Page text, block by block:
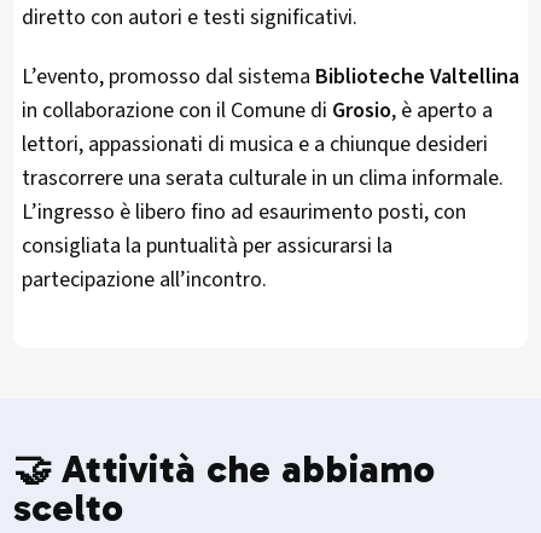
diretto con autori e testi significativi.
L’evento, promosso dal sistema Biblioteche Valtellina
in collaborazione con il Comune di Grosio, è aperto a
lettori, appassionati di musica e a chiunque desideri
trascorrere una serata culturale in un clima informale.
L’ingresso è libero fino ad esaurimento posti, con
consigliata la puntualità per assicurarsi la
partecipazione all’incontro.
🤝 Attività che abbiamo
scelto